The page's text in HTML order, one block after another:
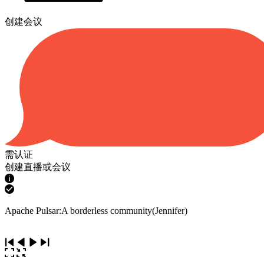
创建会议
需认证
创建直播或会议
Apache Pulsar:A borderless community(Jennifer)